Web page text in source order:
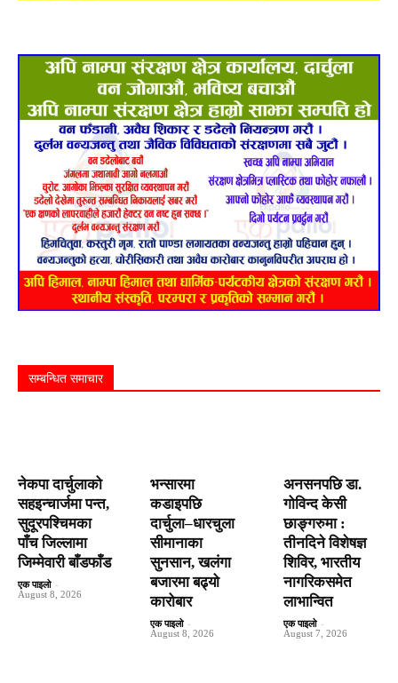
सम्बन्धित समाचार
नेकपा दार्चुलाको
सहइन्चार्जमा पन्त,
सुदूरपश्चिमका
पाँच जिल्लामा
जिम्मेवारी बाँडफाँड
एक पाइलो -
August 8, 2026
भन्सारमा
कडाइपछि
दार्चुला–धारचुला
सीमानाका
सुनसान, खलंगा
बजारमा बढ्यो
कारोबार
एक पाइलो -
August 8, 2026
अनसनपछि डा.
गोविन्द केसी
छाङ्गरुमा :
तीनदिने विशेषज्ञ
शिविर, भारतीय
नागरिकसमेत
लाभान्वित
एक पाइलो -
August 7, 2026